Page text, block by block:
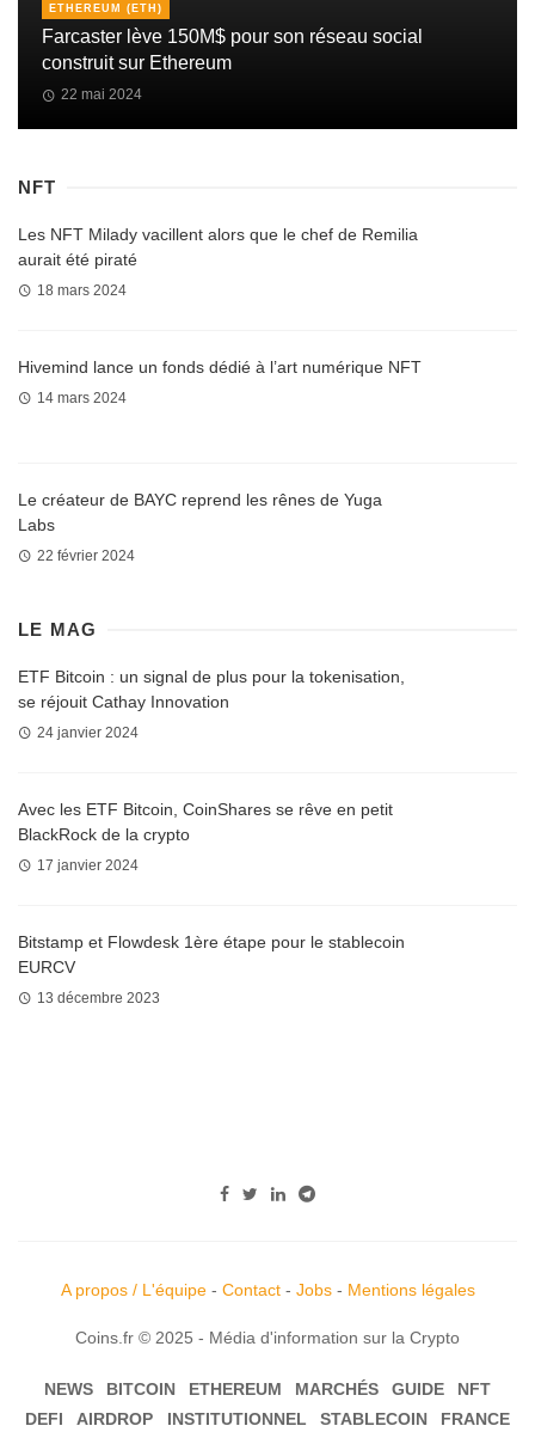
ETHEREUM (ETH)
Farcaster lève 150M$ pour son réseau social
construit sur Ethereum
22 mai 2024
NFT
Les NFT Milady vacillent alors que le chef de Remilia
aurait été piraté
18 mars 2024
Hivemind lance un fonds dédié à l’art numérique NFT
14 mars 2024
Le créateur de BAYC reprend les rênes de Yuga
Labs
22 février 2024
LE MAG
ETF Bitcoin : un signal de plus pour la tokenisation,
se réjouit Cathay Innovation
24 janvier 2024
Avec les ETF Bitcoin, CoinShares se rêve en petit
BlackRock de la crypto
17 janvier 2024
Bitstamp et Flowdesk 1ère étape pour le stablecoin
EURCV
13 décembre 2023
A propos / L'équipe- Contact- Jobs- Mentions légales
Coins.fr © 2025 - Média d'information sur la Crypto
NEWS BITCOIN ETHEREUM MARCHÉS GUIDE
NFT
DEFI
AIRDROP INSTITUTIONNEL STABLECOIN FRANCE